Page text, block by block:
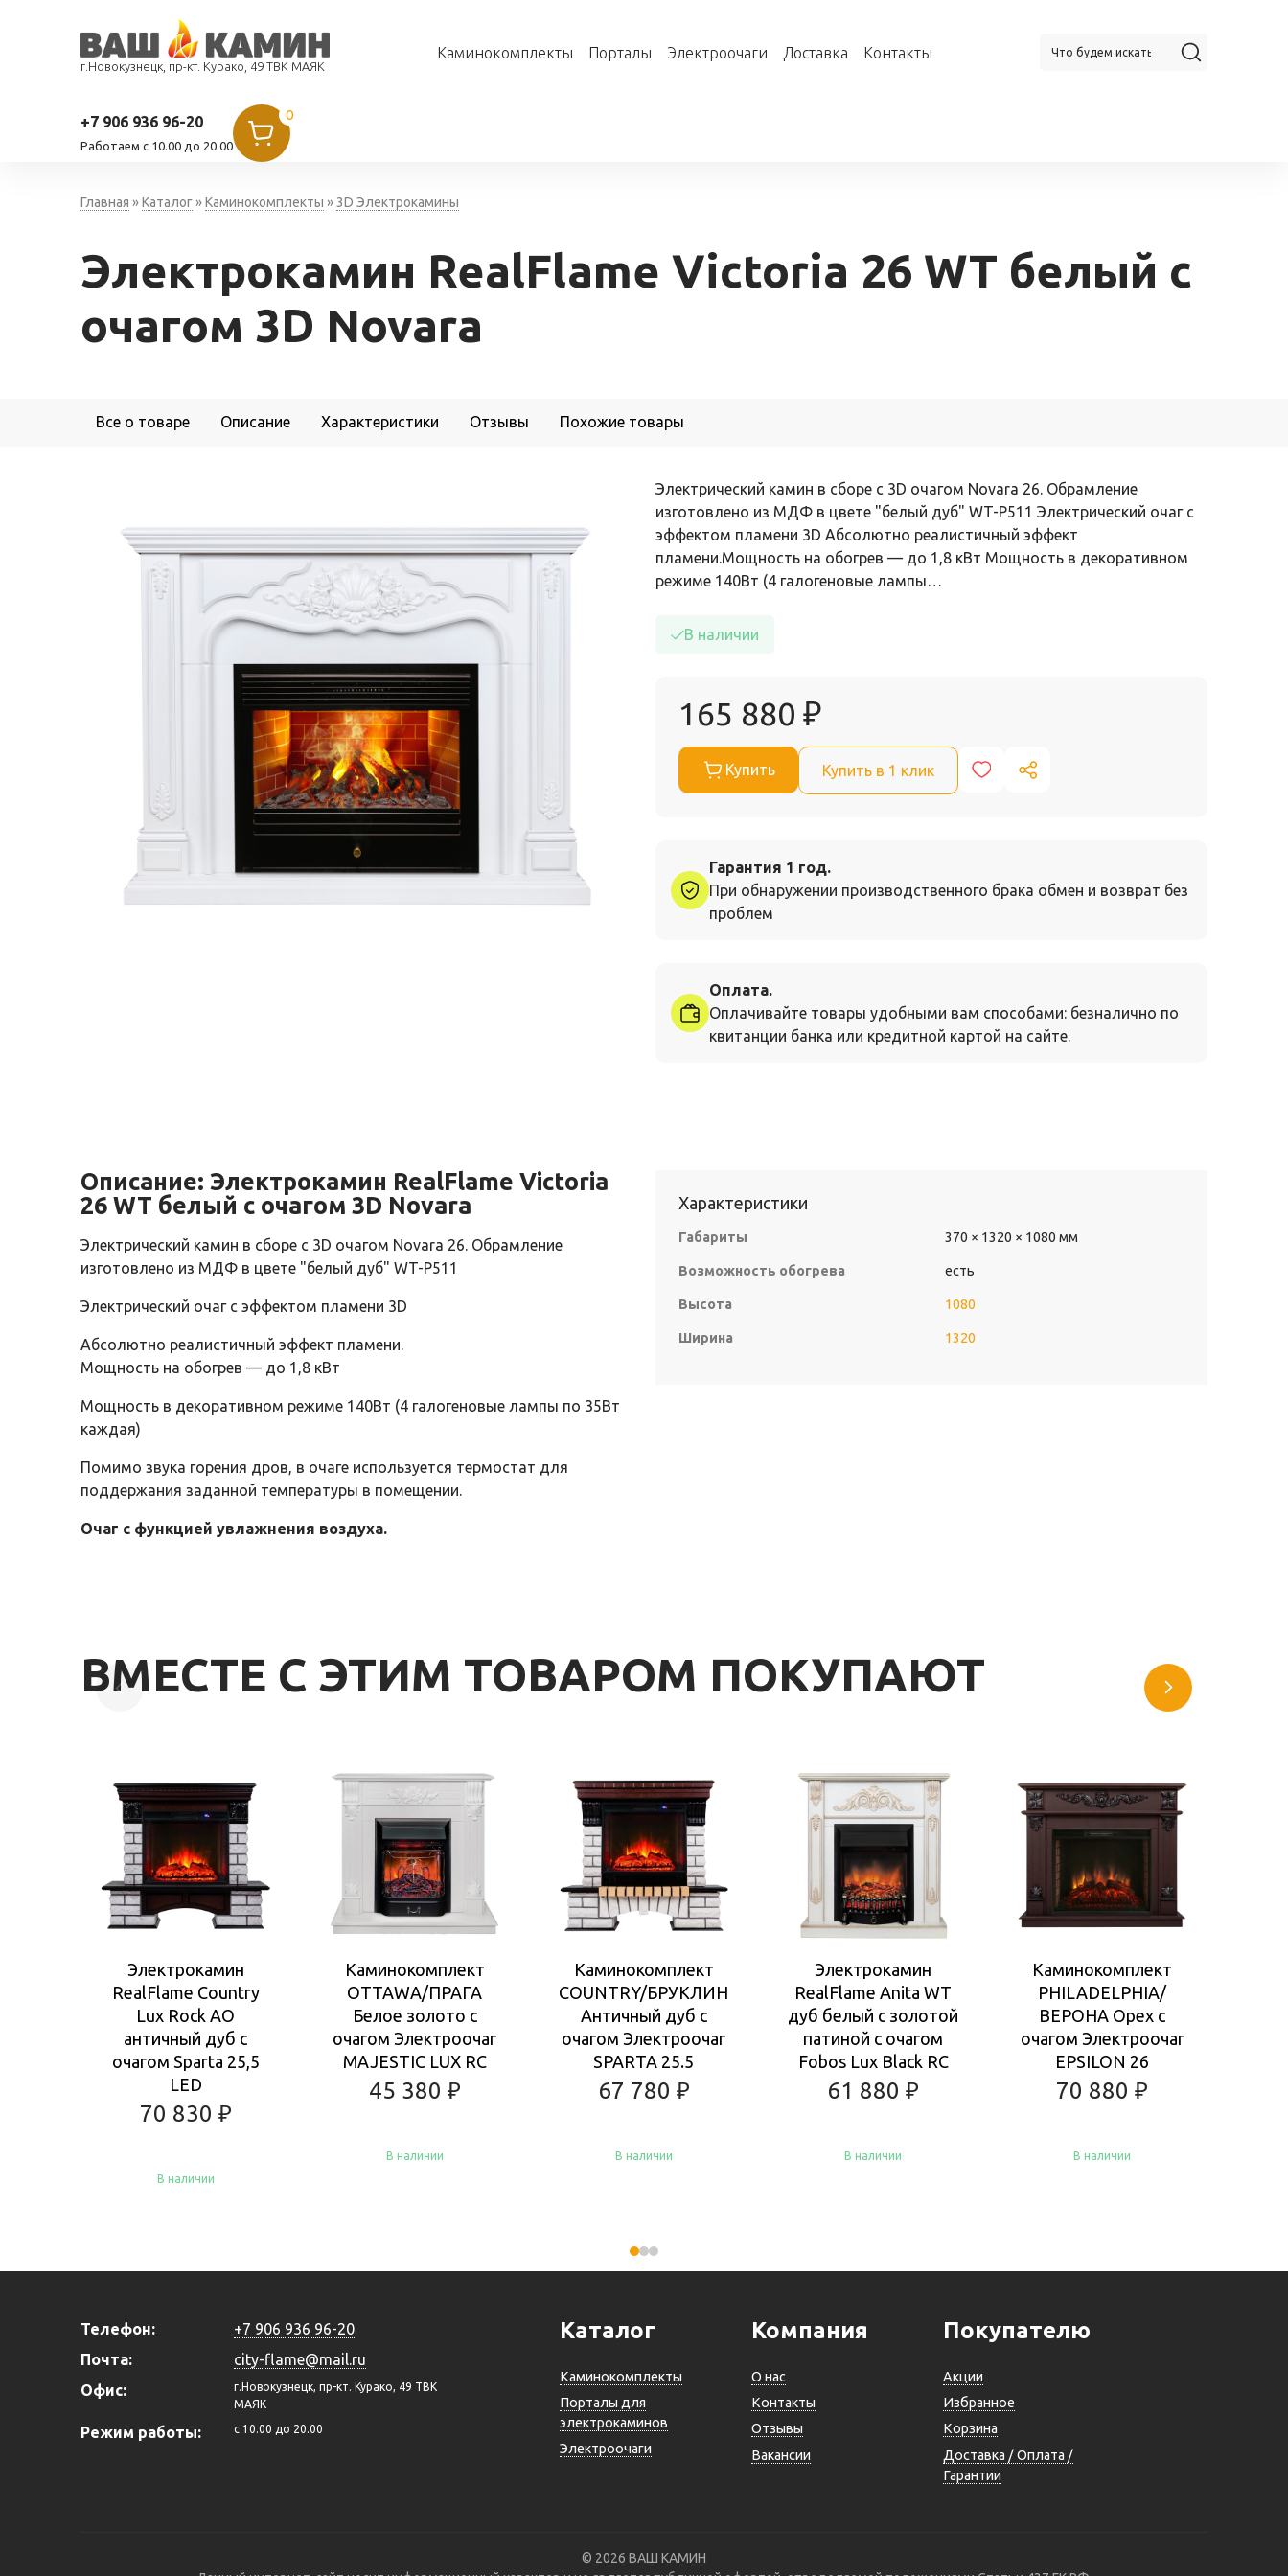
г.Новокузнецк, пр-кт. Курако, 49 ТВК МАЯК
Каминокомплекты Порталы Электроочаги Доставка Контакты
+7 906 936 96-20
Работаем c 10.00 до 20.00
0
Главная »Каталог»Каминокомплекты »3D Электрокамины
Электрокамин RealFlame Victoria 26 WT белый с
очагом 3D Novara
Все о товаре Описание Характеристики Отзывы Похожие товары
Электрический камин в сборе с 3D очагом Novara 26. Обрамление
изготовлено из МДФ в цвете "белый дуб" WT-P511 Электрический очаг с
эффектом пламени 3D Абсолютно реалистичный эффект
пламени.Мощность на обогрев — до 1,8 кВт Мощность в декоративном
режиме 140Вт (4 галогеновые лампы…
В наличии
165 880 ₽
Купить Купить в 1 клик
Гарантия 1 год.
При обнаружении производственного брака обмен и возврат без
проблем
Оплата.
Оплачивайте товары удобными вам способами: безналично по
квитанции банка или кредитной картой на сайте.
Описание: Электрокамин RealFlame Victoria
26 WT белый с очагом 3D Novara
Электрический камин в сборе с 3D очагом Novara 26. Обрамление
изготовлено из МДФ в цвете "белый дуб" WT-P511
Электрический очаг с эффектом пламени 3D
Абсолютно реалистичный эффект пламени.
Мощность на обогрев — до 1,8 кВт
Мощность в декоративном режиме 140Вт (4 галогеновые лампы по 35Вт
каждая)
Помимо звука горения дров, в очаге используется термостат для
поддержания заданной температуры в помещении.
Очаг с функцией увлажнения воздуха.
Характеристики
Габариты 370 × 1320 × 1080 мм
Возможность обогрева есть
Высота 1080
Ширина 1320
ВМЕСТЕ С ЭТИМ ТОВАРОМ ПОКУПАЮТ
Электрокамин
RealFlame Country
Lux Rock AO
античный дуб с
очагом Sparta 25,5
LED
70 830 ₽
В наличии
Каминокомплект
OTTAWA/ПРАГА
Белое золото с
очагом Электроочаг
MAJESTIC LUX RC
45 380 ₽
В наличии
Каминокомплект
COUNTRY/БРУКЛИН
Античный дуб с
очагом Электроочаг
SPARTA 25.5
67 780 ₽
В наличии
Электрокамин
RealFlame Anita WT
дуб белый с золотой
патиной с очагом
Fobos Lux Black RC
61 880₽
В наличии
Каминокомплект
PHILADELPHIA/
ВЕРОНА Орех с
очагом Электроочаг
EPSILON 26
70 880₽
В наличии
Телефон:
+7 906 936 96-20
Почта:
city-flame@mail.ru
Офис:
г.Новокузнецк, пр-кт. Курако, 49 ТВК
МАЯК
Режим работы: c 10.00 до 20.00
Каталог
Каминокомплекты
Порталы для
электрокаминов
Электроочаги
Компания
О нас
Контакты
Отзывы
Вакансии
Покупателю
Акции
Избранное
Корзина
Доставка / Оплата /
Гарантии
© 2026 ВАШ КАМИН